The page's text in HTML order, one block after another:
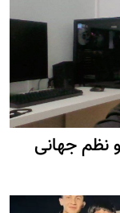
نظم جهانی